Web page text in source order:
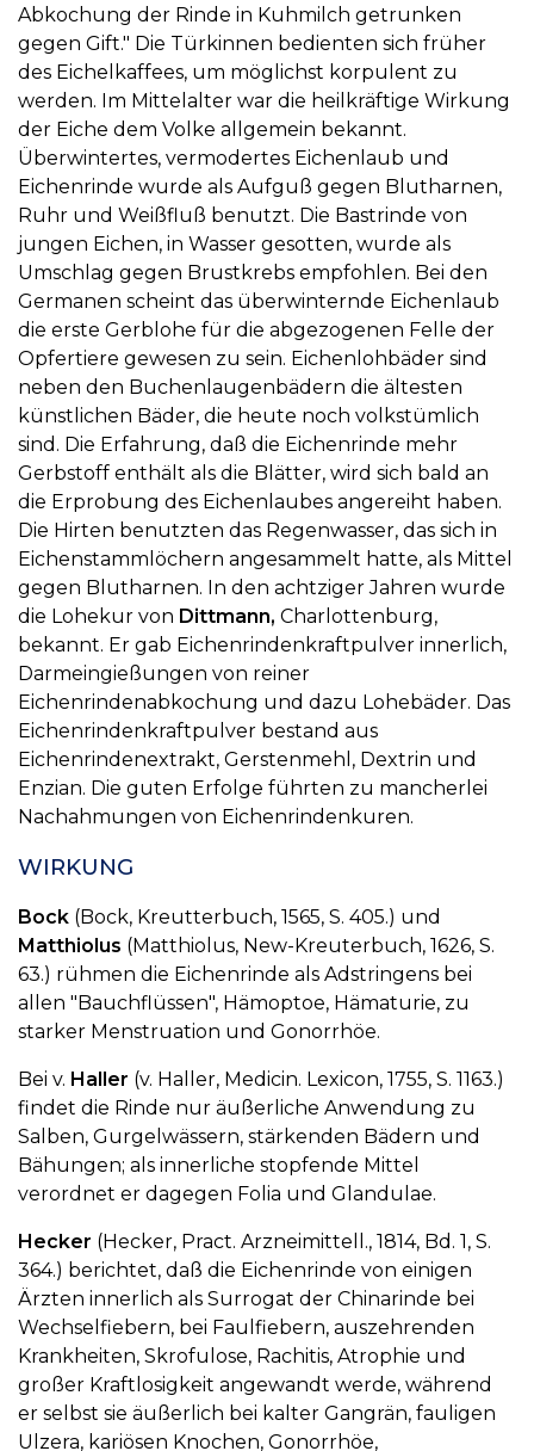
Abkochung der Rinde in Kuhmilch getrunken
gegen Gift." Die Türkinnen bedienten sich früher
des Eichelkaffees, um möglichst korpulent zu
werden. Im Mittelalter war die heilkräftige Wirkung
der Eiche dem Volke allgemein bekannt.
Überwintertes, vermodertes Eichenlaub und
Eichenrinde wurde als Aufguß gegen Blutharnen,
Ruhr und Weißfluß benutzt. Die Bastrinde von
jungen Eichen, in Wasser gesotten, wurde als
Umschlag gegen Brustkrebs empfohlen. Bei den
Germanen scheint das überwinternde Eichenlaub
die erste Gerblohe für die abgezogenen Felle der
Opfertiere gewesen zu sein. Eichenlohbäder sind
neben den Buchenlaugenbädern die ältesten
künstlichen Bäder, die heute noch volkstümlich
sind. Die Erfahrung, daß die Eichenrinde mehr
Gerbstoff enthält als die Blätter, wird sich bald an
die Erprobung des Eichenlaubes angereiht haben.
Die Hirten benutzten das Regenwasser, das sich in
Eichenstammlöchern angesammelt hatte, als Mittel
gegen Blutharnen. In den achtziger Jahren wurde
die Lohekur von Dittmann, Charlottenburg,
bekannt. Er gab Eichenrindenkraftpulver innerlich,
Darmeingießungen von reiner
Eichenrindenabkochung und dazu Lohebäder. Das
Eichenrindenkraftpulver bestand aus
Eichenrindenextrakt, Gerstenmehl, Dextrin und
Enzian. Die guten Erfolge führten zu mancherlei
Nachahmungen von Eichenrindenkuren.
WIRKUNG
Bock (Bock, Kreutterbuch, 1565, S. 405.) und
Matthiolus (Matthiolus, New-Kreuterbuch, 1626, S.
63.) rühmen die Eichenrinde als Adstringens bei
allen "Bauchflüssen", Hämoptoe, Hämaturie, zu
starker Menstruation und Gonorrhöe.
Bei v. Haller (v. Haller, Medicin. Lexicon, 1755, S. 1163.)
findet die Rinde nur äußerliche Anwendung zu
Salben, Gurgelwässern, stärkenden Bädern und
Bähungen; als innerliche stopfende Mittel
verordnet er dagegen Folia und Glandulae.
Hecker (Hecker, Pract. Arzneimittell., 1814, Bd. 1, S.
364.) berichtet, daß die Eichenrinde von einigen
Ärzten innerlich als Surrogat der Chinarinde bei
Wechselfiebern, bei Faulfiebern, auszehrenden
Krankheiten, Skrofulose, Rachitis, Atrophie und
großer Kraftlosigkeit angewandt werde, während
er selbst sie äußerlich bei kalter Gangrän, fauligen
Ulzera, kariösen Knochen, Gonorrhöe,